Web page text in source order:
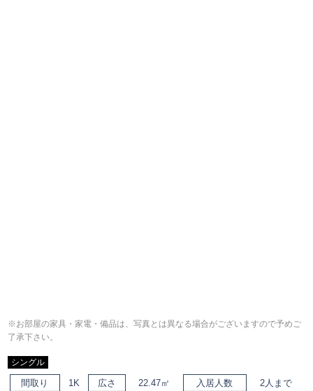
※お部屋の家具・家電・備品は、写真とは異なる場合がございますので予めご
了承下さい。
シングル
間取り 1K 広さ 22.47㎡ 入居人数 2人まで